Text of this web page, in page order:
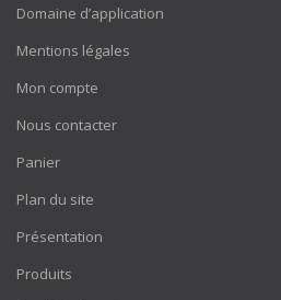
Domaine d’application
Mentions légales
Mon compte
Nous contacter
Panier
Plan du site
Présentation
Produits